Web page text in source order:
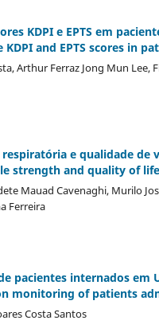
KDPI e EPTS em
and EPTS scores in
Arthur Ferraz Jong Mun
e qualidade
strength and quality of
Mauad Cavenaghi, Murilo
Ferreira
pacientes internados em
monitoring of patients
Costa Santos